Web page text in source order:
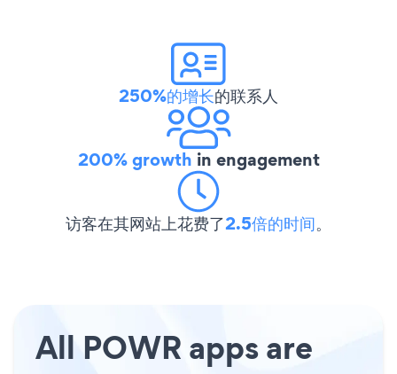
250%的增长的联系人
200% growth in engagement
访客在其网站上花费了2.5倍的时间。
All POWR apps are